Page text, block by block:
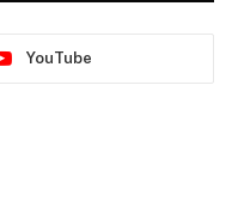
YouTube